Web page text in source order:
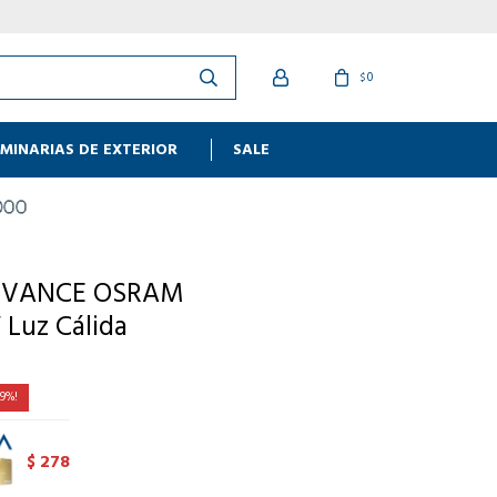
DE EXTERIOR SALE
$0
OSRAM
Cálida
9
$ 278